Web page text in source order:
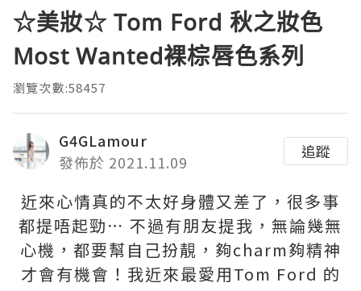
☆美妝☆ Tom Ford 秋之妝色
Most Wanted裸棕唇色系列
瀏覽次數:58457
G4GLamour
發佈於 2021.11.09
追蹤
近來心情真的不太好身體又差了，很多事
都提唔起勁⋯ 不過有朋友提我，無論幾無
心機，都要幫自己扮靚，夠charm夠精神
才會有機會！我近來最愛用Tom Ford 的